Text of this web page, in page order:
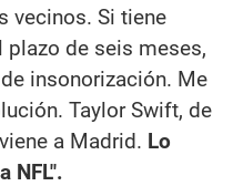
vecinos. Si tiene
de seis meses,
insonorización. Me
Taylor Swift, de
a Madrid. Lo
NFL".